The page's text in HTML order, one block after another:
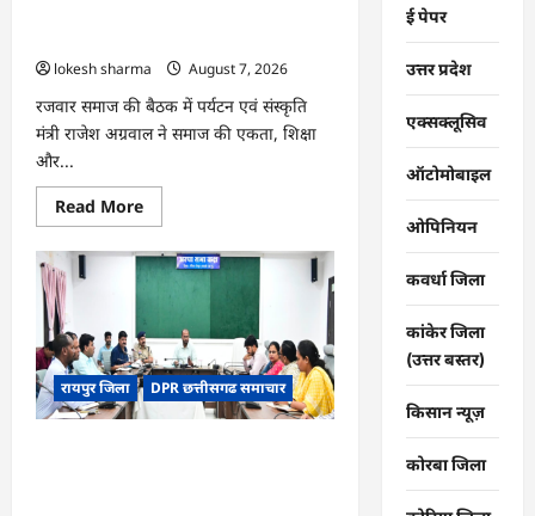
आर्थिक
का
नया
आधार
lokesh sharma
August 7, 2026
रजवार समाज की बैठक में पर्यटन एवं संस्कृति
मंत्री राजेश अग्रवाल ने समाज की एकता, शिक्षा
और...
Read MoreRead
more
CG
:
एकजुटता
सामाजिक
विकास
की
सबसे
बड़ी
शक्ति
रायपुर जिला DPR छत्तीसगढ समाचार
ई पेपर
उत्तर प्रदेश
एक्सक्लूसिव
ऑटोमोबाइल
ओपिनियन
कवर्धा जिला
कांकेर जिला
(उत्तर बस्तर)
किसान न्यूज़
कोरबा जिला